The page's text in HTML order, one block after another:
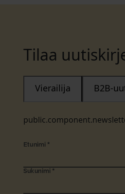
Tilaa
Vierailija B2B-
Etunimi *
Sukunimi *